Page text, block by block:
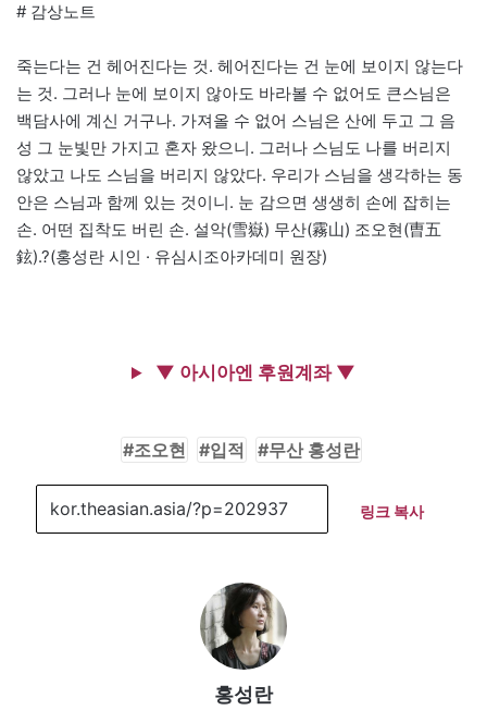
# 감상노트
죽는다는 건 헤어진다는 것. 헤어진다는 건 눈에 보이지 않는다
는 것. 그러나 눈에 보이지 않아도 바라볼 수 없어도 큰스님은
백담사에 계신 거구나. 가져올 수 없어 스님은 산에 두고 그 음
성 그 눈빛만 가지고 혼자 왔으니. 그러나 스님도 나를 버리지
않았고 나도 스님을 버리지 않았다. 우리가 스님을 생각하는 동
안은 스님과 함께 있는 것이니. 눈 감으면 생생히 손에 잡히는
손. 어떤 집착도 버린 손. 설악(雪嶽) 무산(霧山) 조오현(曺五
鉉).?(홍성란 시인 · 유심시조아카데미 원장)
▼ 아시아엔 후원계좌 ▼
조오현 입적 무산 홍성란
링크 복사
홍성란